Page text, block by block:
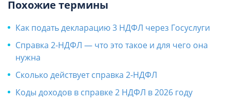
Похожие термины
Как подать декларацию 3 НДФЛ через Госуслуги
Справка 2-НДФЛ — что это такое и для чего она
нужна
Сколько действует справка 2-НДФЛ
Коды доходов в справке 2 НДФЛ в 2026 году